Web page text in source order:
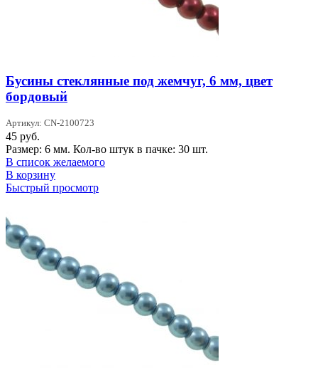
Бусины стеклянные под жемчуг, 6 мм, цвет
бордовый
Артикул: CN-2100723
45 руб.
Размер: 6 мм. Кол-во штук в пачке: 30 шт.
В список желаемого
В корзину
Быстрый просмотр